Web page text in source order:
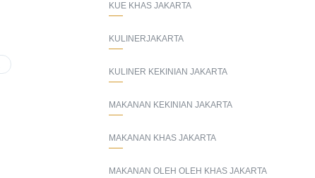
KUE KHAS JAKARTA
KULINERJAKARTA
KULINER KEKINIAN JAKARTA
MAKANAN KEKINIAN JAKARTA
MAKANAN KHAS JAKARTA
MAKANAN OLEH OLEH KHAS JAKARTA